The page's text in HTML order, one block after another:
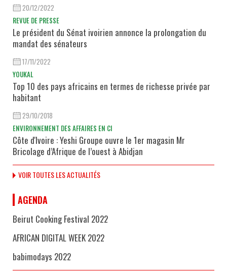
20/12/2022
REVUE DE PRESSE
Le président du Sénat ivoirien annonce la prolongation du
mandat des sénateurs
17/11/2022
YOUKAL
Top 10 des pays africains en termes de richesse privée par
habitant
29/10/2018
ENVIRONNEMENT DES AFFAIRES EN CI
Côte d'Ivoire : Yeshi Groupe ouvre le 1er magasin Mr
Bricolage d’Afrique de l’ouest à Abidjan
VOIR TOUTES LES ACTUALITÉS
AGENDA
Beirut Cooking Festival 2022
AFRICAN DIGITAL WEEK 2022
babimodays 2022